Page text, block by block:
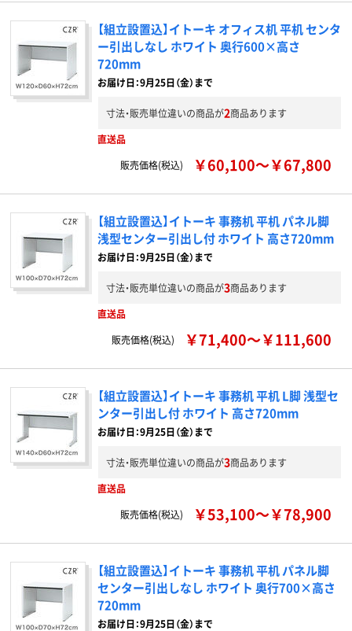
【組立設置込】イトーキ オフィス机 平机 センタ
ー引出しなし ホワイト 奥行600×高さ
720mm
お届け日：9月25日（金）まで
寸法・販売単位違いの商品が2商品あります
直送品
販売価格(税込)
￥60,100～￥67,800
【組立設置込】イトーキ 事務机 平机 パネル脚
浅型センター引出し付 ホワイト 高さ720mm
お届け日：9月25日（金）まで
寸法・販売単位違いの商品が3商品あります
直送品
販売価格(税込)
￥71,400～￥111,600
【組立設置込】イトーキ 事務机 平机 L脚 浅型セ
ンター引出し付 ホワイト 高さ720mm
お届け日：9月25日（金）まで
寸法・販売単位違いの商品が3商品あります
直送品
販売価格(税込)
￥53,100～￥78,900
【組立設置込】イトーキ 事務机 平机 パネル脚
センター引出しなし ホワイト 奥行700×高さ
720mm
お届け日：9月25日（金）まで